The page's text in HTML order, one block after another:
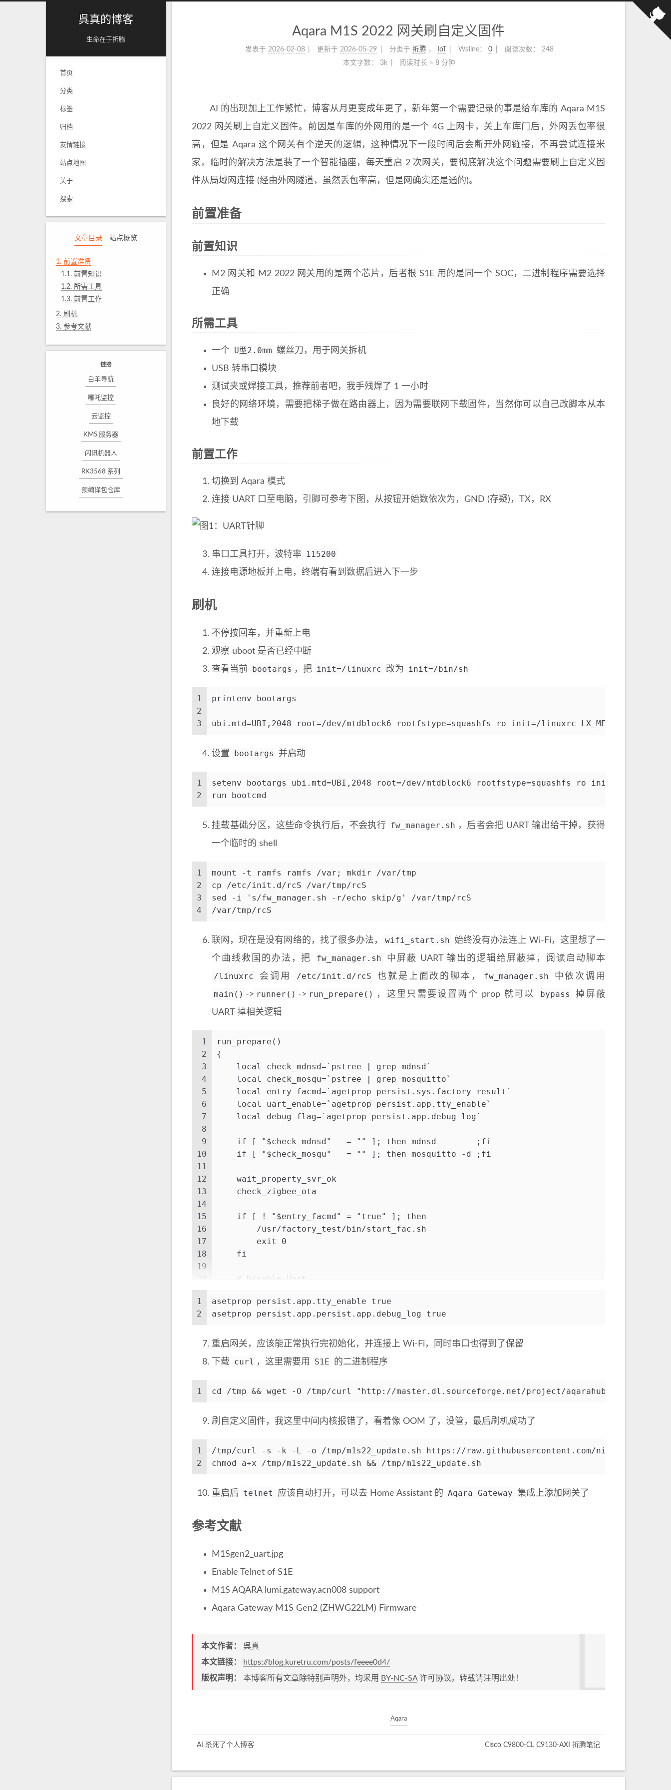
呉真的博客
生命在于折腾
首页
分类
标签
归档
友情链接
站点地图
关于
搜索
文章目录 站点概览
1. 前置准备
1.1. 前置知识
1.2. 所需工具
1.3. 前置工作
2. 刷机
3. 参考文献
链接
白羊导航
哪吒监控
云监控
KMS 服务器
闪讯机器人
RK3568 系列
预编译包仓库
Aqara M1S 2022 网关刷自定义固件
发表于 2026-02-08 更新于 2026-05-29 分类于 折腾 ， IoT Waline： 0 阅读次数：
248
本文字数：
3k 阅读时长 ≈ 8 分钟
AI 的出现加上工作繁忙，博客从月更变成年更了，新年第一个需要记录的事是给车库的 Aqara M1S
2022 网关刷上自定义固件。前因是车库的外网用的是一个 4G 上网卡，关上车库门后，外网丢包率很
高，但是 Aqara 这个网关有个逆天的逻辑，这种情况下一段时间后会断开外网链接，不再尝试连接米
家，临时的解决方法是装了一个智能插座，每天重启 2 次网关，要彻底解决这个问题需要刷上自定义固
件从局域网连接 (经由外网隧道，虽然丢包率高，但是网确实还是通的)。
前置准备
前置知识
M2 网关和 M2 2022 网关用的是两个芯片，后者根 S1E 用的是同一个 SOC，二进制程序需要选择
正确
所需工具
一个 U型2.0mm 螺丝刀，用于网关拆机
USB 转串口模块
测试夹或焊接工具，推荐前者吧，我手残焊了 1 一小时
良好的网络环境，需要把梯子做在路由器上，因为需要联网下载固件，当然你可以自己改脚本从本
地下载
前置工作
切换到 Aqara 模式
连接 UART 口至电脑，引脚可参考下图，从按钮开始数依次为，GND (存疑)，TX，RX
串口工具打开，波特率 115200
连接电源地板并上电，终端有看到数据后进入下一步
刷机
不停按回车，并重新上电
观察 uboot 是否已经中断
查看当前
bootargs ，把 init=/linuxrc 改为 init=/bin/sh
1
2
3
printenv bootargs
ubi.mtd=UBI,2048 root=/dev/mtdblock6 rootfstype=squashfs ro init=/linuxrc LX_MEM=0x3FE0000
设置 bootargs 并启动
1
2
setenv bootargs ubi.mtd=UBI,2048 root=/dev/mtdblock6 rootfstype=squashfs ro init=/bin/sh
run bootcmd
挂载基础分区，这些命令执行后，不会执行 fw_manager.sh ，后者会把 UART 输出给干掉，获得
一个临时的 shell
1
2
3
4
mount -t ramfs ramfs /var; mkdir /var/tmp
cp /etc/init.d/rcS /var/tmp/rcS
sed -i 's/fw_manager.sh -r/echo skip/g' /var/tmp/rcS
/var/tmp/rcS
联网，现在是没有网络的，找了很多办法， wifi_start.sh 始终没有办法连上 Wi-Fi，这里想了一
个曲线救国的办法，把
fw_manager.sh 中屏蔽 UART 输出的逻辑给屏蔽掉，阅读启动脚本
/linuxrc 会调用 /etc/init.d/rcS 也就是上面改的脚本， fw_manager.sh 中依次调用
main() -> runner() -> run_prepare() ，这里只需要设置两个 prop 就可以 bypass
掉屏蔽
UART 掉相关逻辑
1
2
3
4
5
6
7
8
9
10
11
12
13
14
15
16
17
18
19
20
21
22
23
run_prepare()
{
    local check_mdnsd=`pstree | grep mdnsd`
    local check_mosqu=`pstree | grep mosquitto`
    local entry_facmd=`agetprop persist.sys.factory_result`
    local uart_enable=`agetprop persist.app.tty_enable`
    local debug_flag=`agetprop persist.app.debug_log`
    if [ "$check_mdnsd"   = "" ]; then mdnsd        ;fi
    if [ "$check_mosqu"   = "" ]; then mosquitto -d ;fi
    wait_property_svr_ok
    check_zigbee_ota
    if [ ! "$entry_facmd" = "true" ]; then
        /usr/factory_test/bin/start_fac.sh
        exit 0
    fi
    # Disable Uart.
        echo "enable tty"
    fi
1
2
asetprop persist.app.tty_enable true
asetprop persist.app.persist.app.debug_log true
重启网关，应该能正常执行完初始化，并连接上 Wi-Fi，同时串口也得到了保留
下载 curl ，这里需要用 S1E 的二进制程序
1 cd /tmp && wget -O /tmp/curl "http://master.dl.sourceforge.net/project/aqarahub/binutils/
刷自定义固件，我这里中间内核报错了，看着像 OOM 了，没管，最后刷机成功了
1
2
/tmp/curl -s -k -L -o /tmp/m1s22_update.sh https://raw.githubusercontent.com/niceboygithub/
chmod a+x /tmp/m1s22_update.sh && /tmp/m1s22_update.sh
重启后 telnet 应该自动打开，可以去 Home Assistant 的 Aqara Gateway 集成上添加网关了
参考文献
M1Sgen2_uart.jpg
Enable Telnet of S1E
M1S AQARA lumi.gateway.acn008 support
Aqara Gateway M1S Gen2 (ZHWG22LM) Firmware
本文作者： 呉真
本文链接：
https://blog.kuretru.com/posts/feeee0d4/
版权声明： 本博客所有文章除特别声明外，均采用 BY-NC-SA许可协议。转载请注明出处！
Aqara
AI 杀死了个人博客 Cisco C9800-CL C9130-AXI 折腾笔记